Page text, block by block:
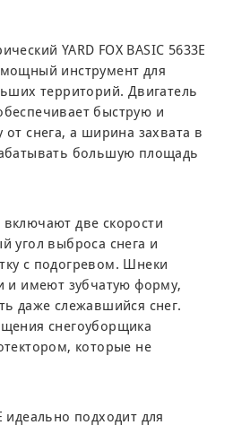
YARD FOX BASIC 5633E
инструмент для
территорий. Двигатель
быструю и
от снега, а ширина захвата в
большую площадь
две скорости
угол выброса снега и
с подогревом. Шнеки
и имеют зубчатую форму,
даже слежавшийся снег.
снегоуборщика
которые не
идеально подходит для